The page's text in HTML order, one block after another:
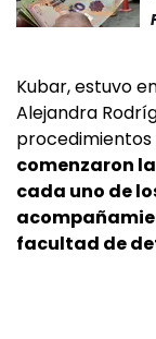
Kubar, estuvo
Alejandra
procedimientos
comenzaron
cada uno de
facultad de